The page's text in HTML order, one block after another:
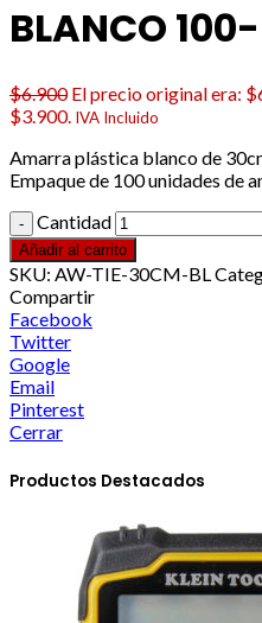
BLANCO
$6.900 El precio original era:
$3.900. IVA Incluido
Amarra plástica blanco de
Empaque de 100 unidades de
Cantidad
Añadir al carrito
SKU: AW-TIE-30CM-BL
Compartir
Facebook
Twitter
Google
Email
Pinterest
Cerrar
Productos Destacados